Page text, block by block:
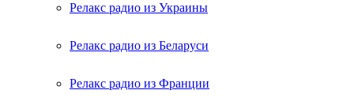
Релакс радио из Украины
Релакс радио из Беларуси
Релакс радио из Франции